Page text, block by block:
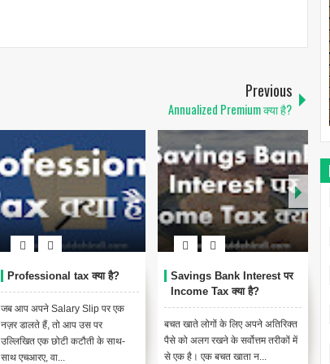
Previous
Annualized Premium क्या है?
Professional tax क्या है?
जब आप अपने Salary Slip पर एक
नज़र डालते हैं, तो आप उस पर
उल्लिखित एक छोटी कटौती के साथ-
साथ एचआरए, वा...
Savings Bank Interest पर
Income Tax क्या है?
बचत खाते लोगों के लिए अपने अतिरिक्त
पैसे को अलग रखने के सर्वोत्तम तरीकों में
से एक है। एक बचत खाता न...